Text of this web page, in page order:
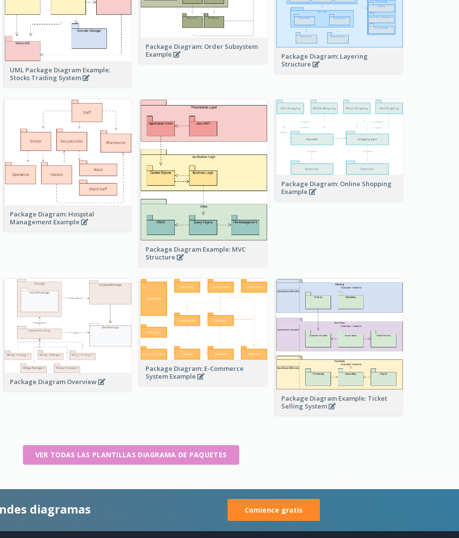
UML Package Diagram Example:
Stocks Trading System
Package Diagram: Order Subsystem
Example
Package Diagram: Layering
Structure
Package Diagram: Hospital
Management Example
Package Diagram Example: MVC
Structure
Package Diagram: Online Shopping
Example
Package Diagram Overview
Package Diagram: E-Commerce
System Example
Package Diagram Example: Ticket
Selling System
VER TODAS LAS PLANTILLAS DIAGRAMA DE PAQUETES
diagramas Comience gratis